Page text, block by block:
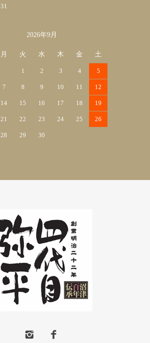
31
2026年9月
月 火 水 木 金 土
1 2 3 4 5
7 8 9 10 11 12
14 15 16 17 18 19
21 22 23 24 25 26
28 29 30